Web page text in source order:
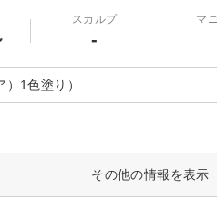
スカルプ
-
マ
1色塗り）
その他の情報を表示